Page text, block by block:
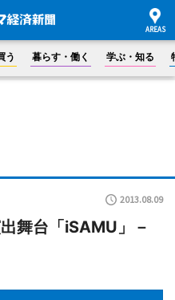
う 暮らす・働く 学ぶ・知る
2013.08.09
舞台「iSAMU」－